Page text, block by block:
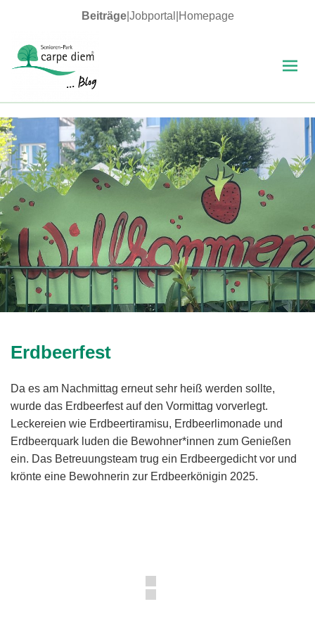
Beiträge| Jobportal Homepage
carpe diem Blog
Erdbeerfest
Da es am Nachmittag erneut sehr heiß werden sollte,
wurde das Erdbeerfest auf den Vormittag vorverlegt.
Leckereien wie Erdbeertiramisu, Erdbeerlimonade und
Erdbeerquark luden die Bewohner*innen zum Genießen
ein. Das Betreuungsteam trug ein Erdbeergedicht vor und
krönte eine Bewohnerin zur Erdbeerkönigin 2025.